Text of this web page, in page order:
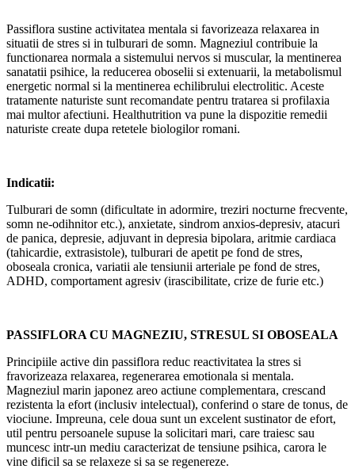
Passiflora sustine activitatea mentala si favorizeaza relaxarea in
situatii de stres si in tulburari de somn. Magneziul contribuie la
functionarea normala a sistemului nervos si muscular, la mentinerea
sanatatii psihice, la reducerea oboselii si extenuarii, la metabolismul
energetic normal si la mentinerea echilibrului electrolitic. Aceste
tratamente naturiste sunt recomandate pentru tratarea si profilaxia
mai multor afectiuni. Healthutrition va pune la dispozitie remedii
naturiste create dupa retetele biologilor romani.
Indicatii:
Tulburari de somn (dificultate in adormire, treziri nocturne frecvente,
somn ne-odihnitor etc.), anxietate, sindrom anxios-depresiv, atacuri
de panica, depresie, adjuvant in depresia bipolara, aritmie cardiaca
(tahicardie, extrasistole), tulburari de apetit pe fond de stres,
oboseala cronica, variatii ale tensiunii arteriale pe fond de stres,
ADHD, comportament agresiv (irascibilitate, crize de furie etc.)
PASSIFLORA CU MAGNEZIU, STRESUL SI OBOSEALA
Principiile active din passiflora reduc reactivitatea la stres si
fravorizeaza relaxarea, regenerarea emotionala si mentala.
Magneziul marin japonez areo actiune complementara, crescand
rezistenta la efort (inclusiv intelectual), conferind o stare de tonus, de
viociune. Impreuna, cele doua sunt un excelent sustinator de efort,
util pentru persoanele supuse la solicitari mari, care traiesc sau
muncesc intr-un mediu caracterizat de tensiune psihica, carora le
vine dificil sa se relaxeze si sa se regenereze.